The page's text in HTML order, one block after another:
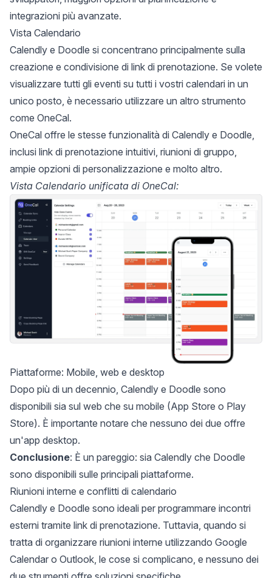
integrazioni più avanzate.
Vista Calendario
Calendly e Doodle si concentrano principalmente sulla
creazione e condivisione di link di prenotazione. Se volete
visualizzare tutti gli eventi su tutti i vostri calendari in un
unico posto, è necessario utilizzare un altro strumento
come OneCal.
OneCal offre le stesse funzionalità di Calendly e Doodle,
inclusi link di prenotazione intuitivi, riunioni di gruppo,
ampie opzioni di personalizzazione e molto altro.
Vista Calendario unificata di OneCal:
Piattaforme: Mobile, web e desktop
Dopo più di un decennio, Calendly e Doodle sono
disponibili sia sul web che su mobile (App Store o Play
Store). È importante notare che nessuno dei due offre
un'app desktop.
Conclusione: È un pareggio: sia Calendly che Doodle
sono disponibili sulle principali piattaforme.
Riunioni interne e conflitti di calendario
Calendly e Doodle sono ideali per programmare incontri
esterni tramite link di prenotazione. Tuttavia, quando si
tratta di organizzare riunioni interne utilizzando Google
Calendar o Outlook, le cose si complicano, e nessuno dei